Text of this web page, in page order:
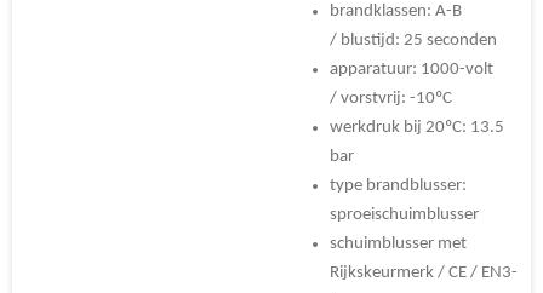
brandklassen: A-B
/ blustijd: 25 seconden
apparatuur: 1000-volt
/ vorstvrij: -10ºC
werkdruk bij 20ºC: 13.5
bar
type brandblusser:
sproeischuimblusser
schuimblusser met
Rijkskeurmerk / CE / EN3-